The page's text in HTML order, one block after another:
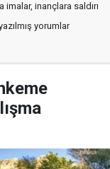
inançlara saldırı
yorumlar